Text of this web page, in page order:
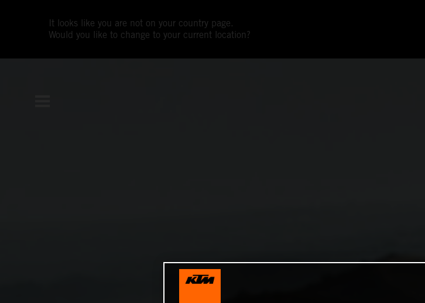
It looks like you are not on your country page.
Would you like to change to your current location?